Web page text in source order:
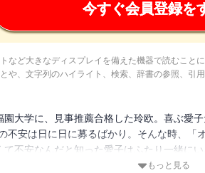
今すぐ会員登録を
など大きなディスプレイを備えた機器で読むことに
や、文字列のハイライト、検索、辞書の参照、引
大学に、見事推薦合格した玲欧。喜ぶ愛
不安は日に日に募るばかり。そんな時、「
不安なんだと知った愛子はふたり一緒に
もっと見る